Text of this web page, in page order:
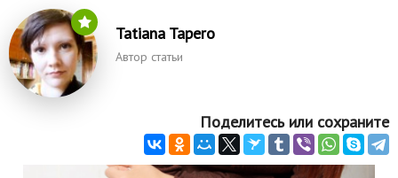
Tatiana Tapero
Автор статьи
Поделитесь или сохраните